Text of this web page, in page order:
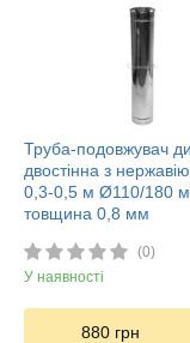
Труба-подовжувач
двостінна з
0,3-0,5 м Ø110/180
товщина 0,8 мм
(0)
У наявності
880 грн